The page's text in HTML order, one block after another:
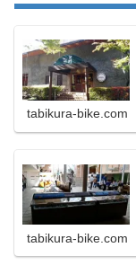
tabikura-bike.com
tabikura-bike.com